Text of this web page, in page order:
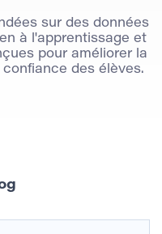
sur des données
à l'apprentissage et
pour améliorer la
des élèves.